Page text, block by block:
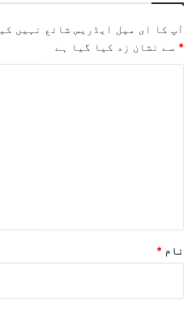
آپ کا ای میل ایڈریس شائع نہیں
* سے نشان زد کیا گیا ہے
نام *